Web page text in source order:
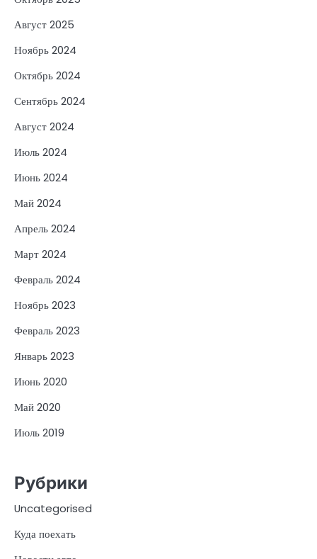
Август 2025
Ноябрь 2024
Октябрь 2024
Сентябрь 2024
Август 2024
Июль 2024
Июнь 2024
Май 2024
Апрель 2024
Март 2024
Февраль 2024
Ноябрь 2023
Февраль 2023
Январь 2023
Июнь 2020
Май 2020
Июль 2019
Рубрики
Uncategorised
Куда поехать